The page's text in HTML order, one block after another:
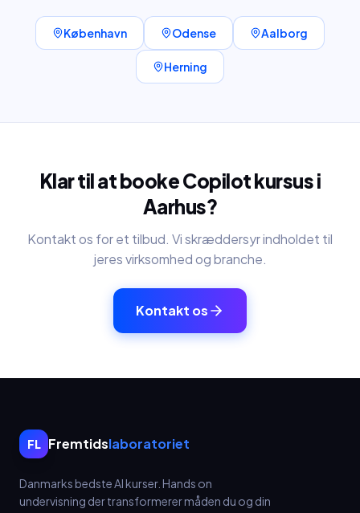
København Odense Aalborg
Herning
Klar til at bookeCopilot kursusi
Aarhus?
Kontakt os for et tilbud. Vi skræddersyr indholdet til
jeres virksomhed og branche.
Kontakt os
FL Fremtidslaboratoriet
Danmarks bedste AI kurser. Hands on
undervisning der transformerer måden du og din